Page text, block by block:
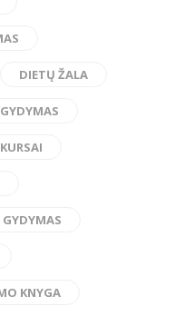
DIETŲ ŽALA
KNYGA